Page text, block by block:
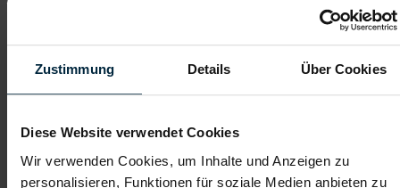
Zustimmung Details Über Cookies
Diese Website verwendet Cookies
Wir verwenden Cookies, um Inhalte und Anzeigen zu
personalisieren, Funktionen für soziale Medien anbieten zu
Mattighofen, Oberösterreich
ab EUR 3.551,59
Vollzeit
2-Schicht